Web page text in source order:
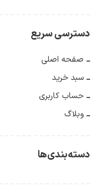
دسترسی سریع
صفحه اصلی
سبد خرید
حساب کاربری
وبلاگ
دسته‌بندی‌ها